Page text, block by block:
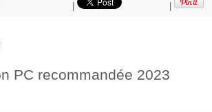
PC recommandée 2023